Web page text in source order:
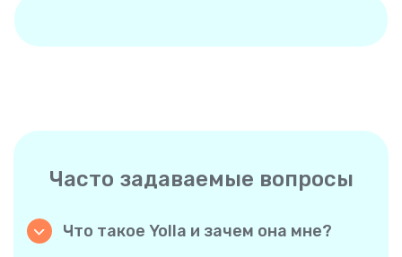
Часто задаваемые вопросы
Что такое Yolla и зачем она мне?